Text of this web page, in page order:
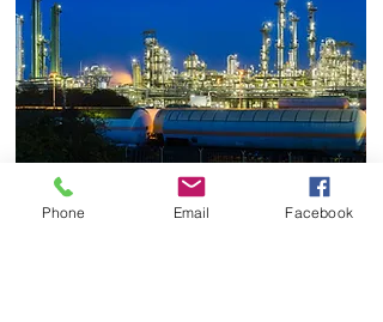
Phone Email Facebook